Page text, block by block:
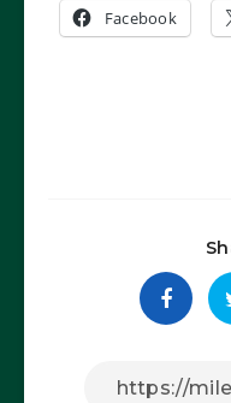
Facebook